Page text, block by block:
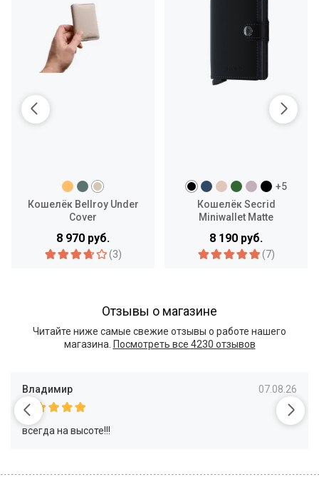
Кошелёк Bellroy Under
Cover
8 970 руб.
(3)
+5
Кошелёк Secrid
Miniwallet Matte
8 190 руб.
(7)
Отзывы о магазине
Читайте ниже самые свежие отзывы о работе нашего
магазина. Посмотреть все 4230 отзывов
Владимир 07.08.26
всегда на высоте!!!